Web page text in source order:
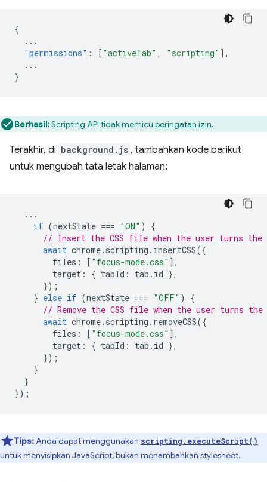
{
...
"permissions" : [ "activeTab" , "scripting" ],
...
}
Berhasil:Scripting API tidak memicu peringatan izin.
Terakhir, di background.js , tambahkan kode berikut
untuk mengubah tata letak halaman:
...
if (nextState === "ON" )
{
// Insert the CSS file when the user turns the
await chrome. scripting . insertCSS({
files : [ "focus-mode.css" ],
target : { tabId : tab . id },
});
} else if (nextState === "OFF" )
{
// Remove the CSS file when the user turns
await chrome. scripting . removeCSS({
files : [ "focus-mode.css" ],
target : { tabId : tab . id },
});
}
}
});
Tips:Anda dapat menggunakan scripting.executeScript()
untuk menyisipkan JavaScript, bukan menambahkan stylesheet.